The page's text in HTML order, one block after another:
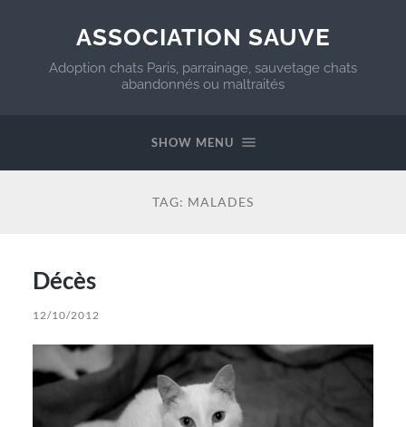
ASSOCIATION SAUVE
Adoption chats Paris, parrainage, sauvetage chats
abandonnés ou maltraités
SHOW MENU
TAG: MALADES
Décès
12/10/2012